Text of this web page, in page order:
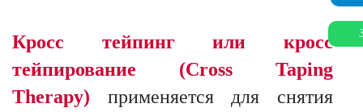
Кросс тейпинг или кросс
тейпирование (Сross Taping
Therapy) применяется для снятия